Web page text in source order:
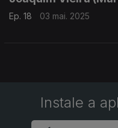
Ep. 18 03 mai. 2025
Instale a